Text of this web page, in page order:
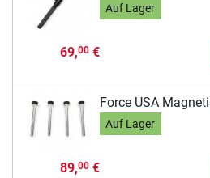
Auf Lager
69,00€
Force USA
Auf Lager
89,00€